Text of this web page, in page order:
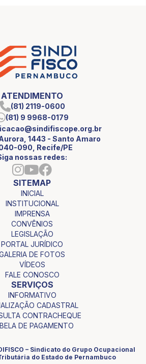
ATENDIMENTO
(81) 2119-0600
(81) 9 9968-0179
1443 - Santo Amaro
090, Recife/PE
nossas redes:
SITEMAP
INICIAL
INSTITUCIONAL
IMPRENSA
CONVÊNIOS
LEGISLAÇÃO
PORTAL JURÍDICO
DE FOTOS
VÍDEOS
FALE CONOSCO
SERVIÇOS
INFORMATIVO
CADASTRAL
CONTRACHEQUE
DE PAGAMENTO
– Sindicato do Grupo Ocupacional
do Estado de Pernambuco